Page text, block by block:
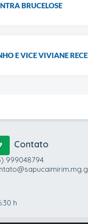
BRUCELOSE
E VICE VIVIANE
Contato
999048794
h